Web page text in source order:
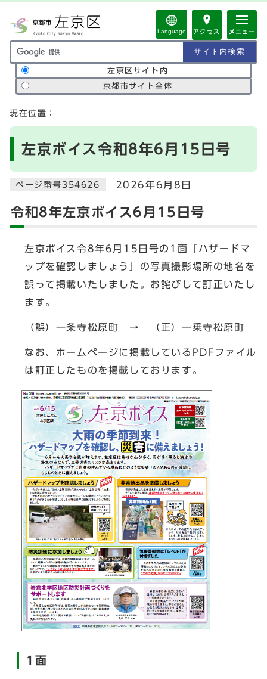
Language アクセス メニュー
サイト内検索の範囲
左京区サイト内
京都市サイト全体
ここから本文です
現在位置：
左京ボイス令和8年6月15日号
ページ番号354626 2026年6月8日
令和8年左京ボイス6月15日号
左京ボイス令8年6月15日号の1面「ハザードマ
ップを確認しましょう」の写真撮影場所の地名を
誤って掲載いたしました。お詫びして訂正いたし
ます。
（誤）一条寺松原町 → （正）一乗寺松原町
なお、ホームページに掲載しているPDFファイル
は訂正したものを掲載しております。
1面